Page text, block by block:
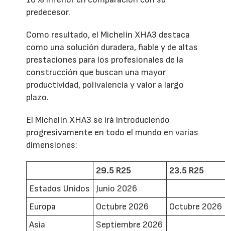
predecesor.
Como resultado, el Michelin XHA3 destaca
como una solución duradera, fiable y de altas
prestaciones para los profesionales de la
construcción que buscan una mayor
productividad, polivalencia y valor a largo
plazo.
El Michelin XHA3 se irá introduciendo
progresivamente en todo el mundo en varias
dimensiones:
29.5 R25
23.5 R25
Estados Unidos
Junio 2026
Europa
Octubre 2026
Octubre 2026
Asia
Septiembre 2026